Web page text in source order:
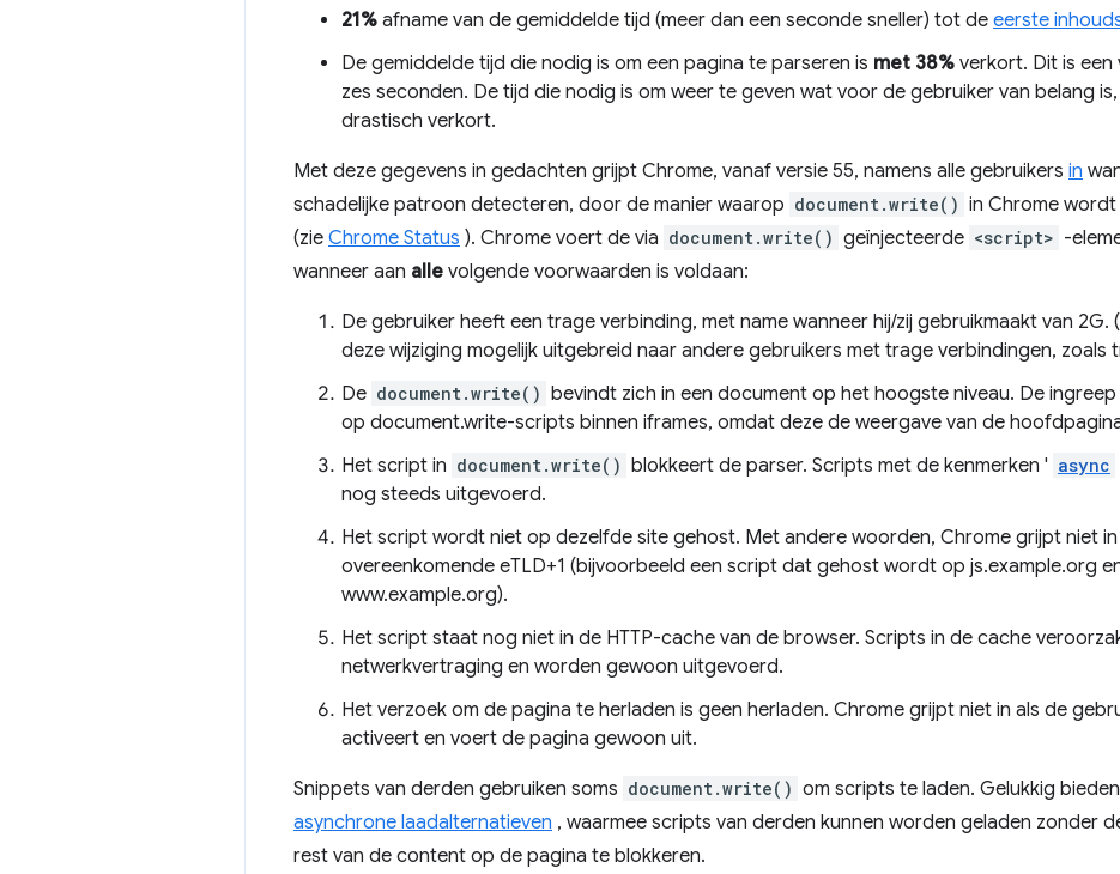
21% afname van de gemiddelde tijd (meer dan een seconde sneller) tot de eerste
De gemiddelde tijd die nodig is om een ​​pagina te parseren is met 38% verkort. Dit is een
zes seconden. De tijd die nodig is om weer te geven wat voor de gebruiker van belang
drastisch verkort.
Met deze gegevens in gedachten grijpt Chrome, vanaf versie 55, namens alle gebruikers in
schadelijke patroon detecteren, door de manier waarop document.write() in Chrome
(zie Chrome Status ). Chrome voert de via document.write() geïnjecteerde <script> -
wanneer aan alle volgende voorwaarden is voldaan:
De gebruiker heeft een trage verbinding, met name wanneer hij/zij gebruikmaakt van
deze wijziging mogelijk uitgebreid naar andere gebruikers met trage verbindingen, zoals
De document.write() bevindt zich in een document op het hoogste niveau. De
op document.write-scripts binnen iframes, omdat deze de weergave van de
Het script in document.write() blokkeert de parser. Scripts met de kenmerken ' async
nog steeds uitgevoerd.
Het script wordt niet op dezelfde site gehost. Met andere woorden, Chrome grijpt niet
overeenkomende eTLD+1 (bijvoorbeeld een script dat gehost wordt op js.example.org
www.example.org).
Het script staat nog niet in de HTTP-cache van de browser. Scripts in de cache
netwerkvertraging en worden gewoon uitgevoerd.
Het verzoek om de pagina te herladen is geen herladen. Chrome grijpt niet in als de
activeert en voert de pagina gewoon uit.
Snippets van derden gebruiken soms document.write() om scripts te laden. Gelukkig
asynchrone laadalternatieven , waarmee scripts van derden kunnen worden geladen zonder
rest van de content op de pagina te blokkeren.